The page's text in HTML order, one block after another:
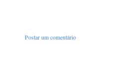
Postar um comentário